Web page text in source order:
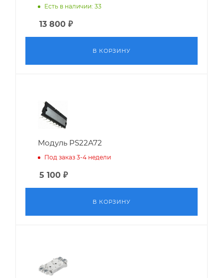
Есть в наличии: 33
13 800 ₽
В КОРЗИНУ
Модуль PS22A72
Под заказ 3-4 недели
5 100 ₽
В КОРЗИНУ